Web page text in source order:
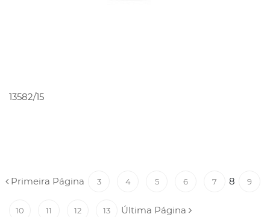
13582/15
Primeira Página 3 4 5 6 7 8 9
10 11 12 13 Última Página